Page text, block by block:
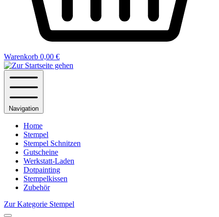
Warenkorb 0,00 €
Navigation
Home
Stempel
Stempel Schnitzen
Gutscheine
Werkstatt-Laden
Dotpainting
Stempelkissen
Zubehör
Zur Kategorie Stempel